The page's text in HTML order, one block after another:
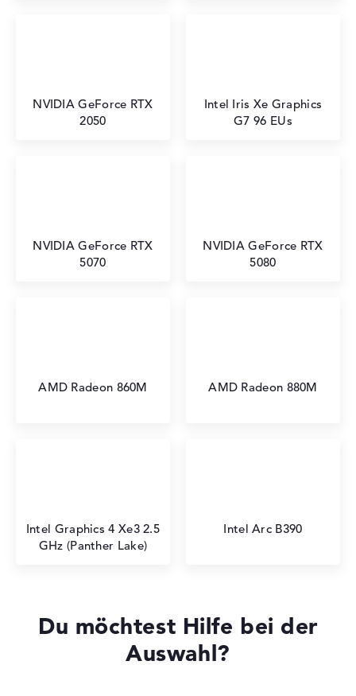
NVIDIA GeForce RTX
2050
Intel Iris Xe Graphics
G7 96 EUs
NVIDIA GeForce RTX
5070
NVIDIA GeForce RTX
5080
AMD Radeon 860M AMD Radeon 880M
Intel Graphics 4 Xe3 2.5
GHz (Panther Lake)
Intel Arc B390
Du möchtest Hilfe bei der
Auswahl?